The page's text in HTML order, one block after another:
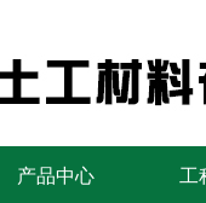
产品中心 工